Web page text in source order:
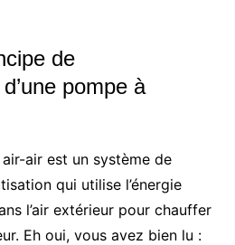
de
pompe à
air est un système de
qui utilise l’énergie
l’air extérieur pour chauffer
Eh oui, vous avez bien lu :